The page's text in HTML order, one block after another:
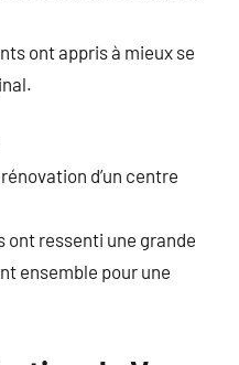
ont appris à mieux se
d’un centre
ont ressenti une grande
ensemble pour une